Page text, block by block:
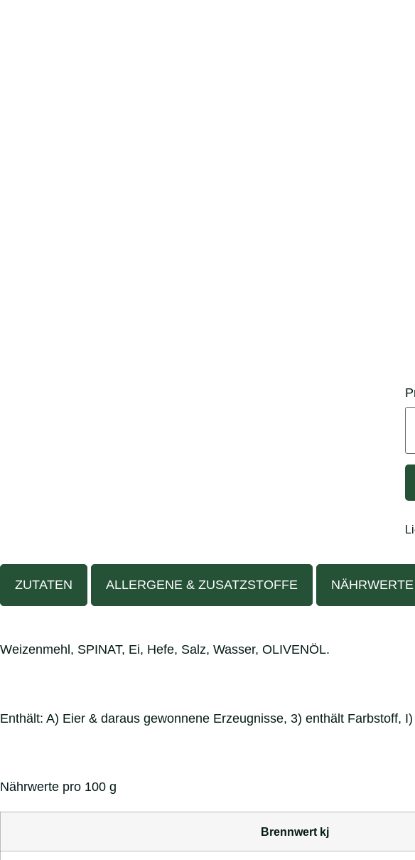
ZUTATEN ALLERGENE & ZUSATZSTOFFE NÄHRWERTE
Weizenmehl, SPINAT, Ei, Hefe, Salz, Wasser, OLIVENÖL.
Enthält: A) Eier & daraus gewonnene Erzeugnisse, 3) enthält Farbstoff,
Nährwerte pro 100 g
Brennwert kj